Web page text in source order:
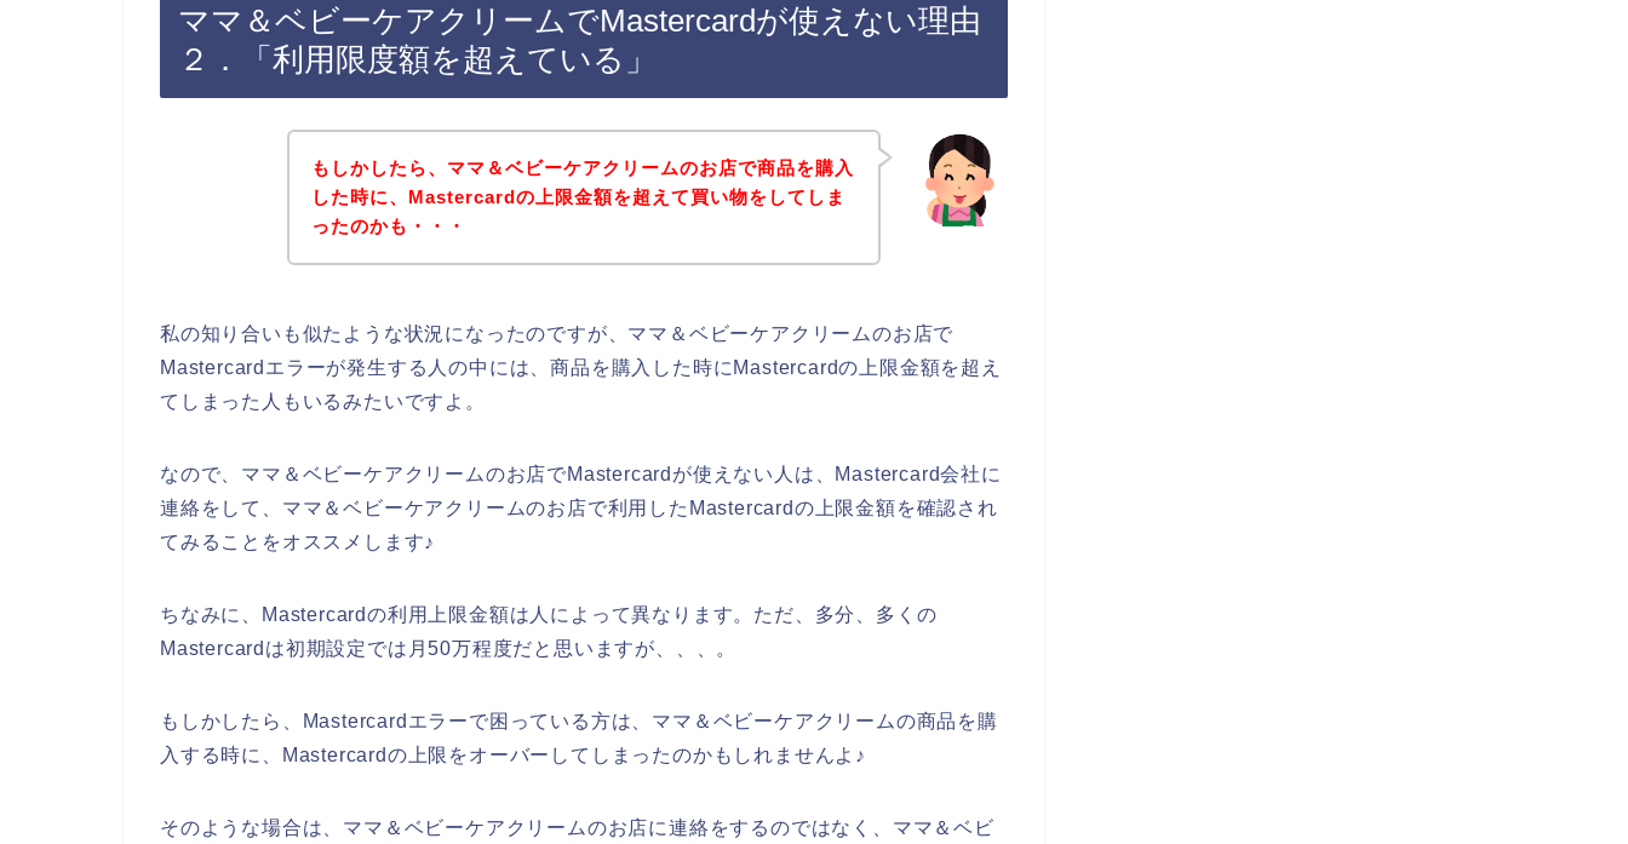
ママ＆ベビーケアクリームでMastercardが使えない理由
２．「利用限度額を超えている」
もしかしたら、ママ＆ベビーケアクリームのお店で商品を購入
した時に、Mastercardの上限金額を超えて買い物をしてしま
ったのかも・・・
私の知り合いも似たような状況になったのですが、ママ＆ベビーケアクリームのお店で
Mastercardエラーが発生する人の中には、商品を購入した時にMastercardの上限金額を超え
てしまった人もいるみたいですよ。
なので、ママ＆ベビーケアクリームのお店でMastercardが使えない人は、Mastercard会社に
連絡をして、ママ＆ベビーケアクリームのお店で利用したMastercardの上限金額を確認され
てみることをオススメします♪
ちなみに、Mastercardの利用上限金額は人によって異なります。ただ、多分、多くの
Mastercardは初期設定では月50万程度だと思いますが、、、。
もしかしたら、Mastercardエラーで困っている方は、ママ＆ベビーケアクリームの商品を購
入する時に、Mastercardの上限をオーバーしてしまったのかもしれませんよ♪
そのような場合は、ママ＆ベビーケアクリームのお店に連絡をするのではなく、ママ＆ベビ